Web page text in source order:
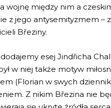
wojnę między nim a
z jego antysemityzmem –
Březiny.
esej Jindřicha
w niej także motyw
(Florian w swych
Z nikim Březina nie